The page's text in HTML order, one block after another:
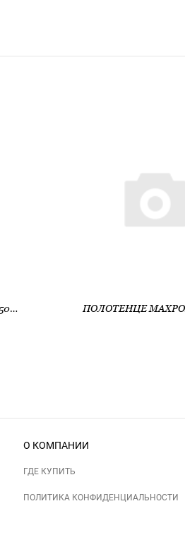
ПОЛОТЕНЦЕ МАХРОВОЕ 50*90 (420ГР) (АРТ. ДЮНА 50*90)
О КОМПАНИИ
ГДЕ КУПИТЬ
ПОЛИТИКА КОНФИДЕНЦИАЛЬНОСТИ